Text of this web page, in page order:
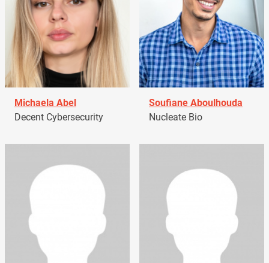
Michaela Abel
Decent Cybersecurity
Soufiane Aboulhouda
Nucleate Bio